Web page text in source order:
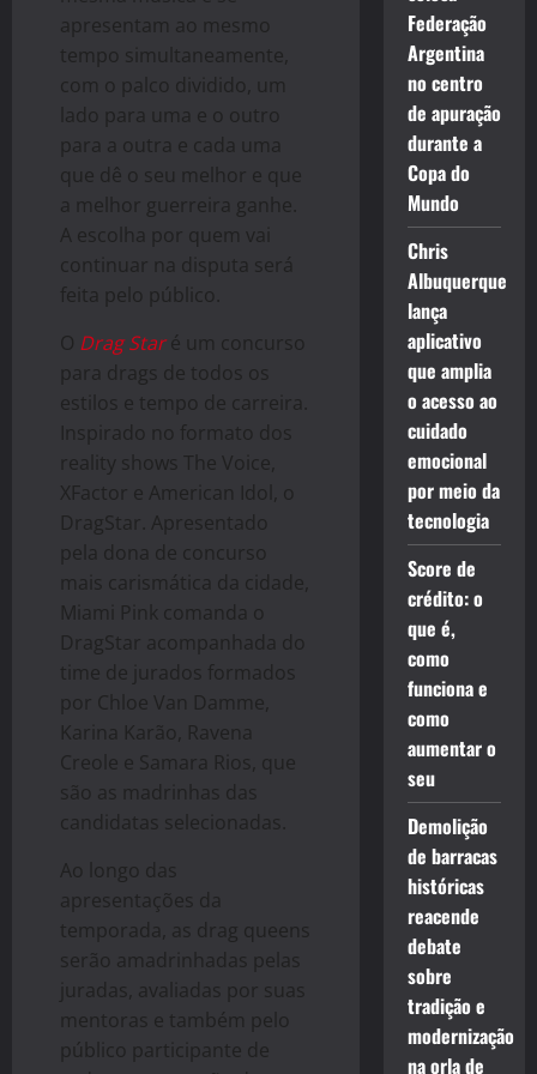
apresentam ao mesmo
tempo simultaneamente,
com o palco dividido, um
lado para uma e o outro
para a outra e cada uma
que dê o seu melhor e que
a melhor guerreira ganhe.
A escolha por quem vai
continuar na disputa será
feita pelo público.
O Drag Staré um concurso
para drags de todos os
estilos e tempo de carreira.
Inspirado no formato dos
reality shows The Voice,
XFactor e American Idol, o
DragStar. Apresentado
pela dona de concurso
mais carismática da cidade,
Miami Pink comanda o
DragStar acompanhada do
time de jurados formados
por Chloe Van Damme,
Karina Karão, Ravena
Creole e Samara Rios, que
são as madrinhas das
candidatas selecionadas.
Ao longo das
apresentações da
temporada, as drag queens
serão amadrinhadas pelas
juradas, avaliadas por suas
mentoras e também pelo
público participante de
Federação
Argentina
no centro
de apuração
durante a
Copa do
Mundo
Chris
Albuquerque
lança
aplicativo
que amplia
o acesso ao
cuidado
emocional
por meio da
tecnologia
Score de
crédito: o
que é,
como
funciona e
como
aumentar o
seu
Demolição
de barracas
históricas
reacende
debate
sobre
tradição e
modernização
na orla de